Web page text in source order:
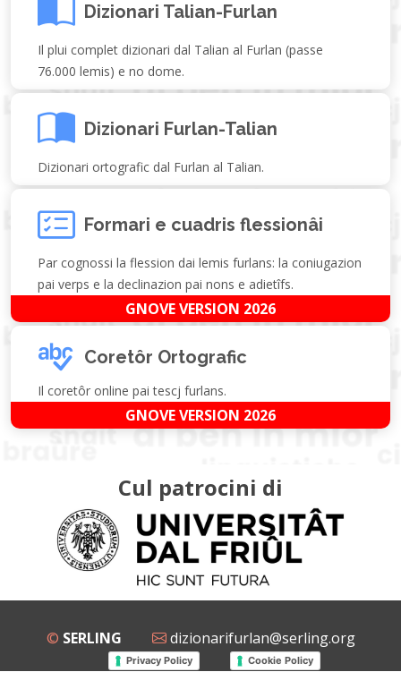
Dizionari Talian-Furlan
Il plui complet dizionari dal Talian al Furlan (passe
76.000 lemis) e no dome.
Dizionari Furlan-Talian
Dizionari ortografic dal Furlan al Talian.
Formari e cuadris flessionâi
Par cognossi la flession dai lemis furlans: la coniugazion
pai verps e la declinazion pai nons e adietîfs.
GNOVE VERSION 2026
Coretôr Ortografic
Il coretôr online pai tescj furlans.
GNOVE VERSION 2026
Cul patrocini di
© SERLING dizionarifurlan@serling.org
Privacy Policy Cookie Policy